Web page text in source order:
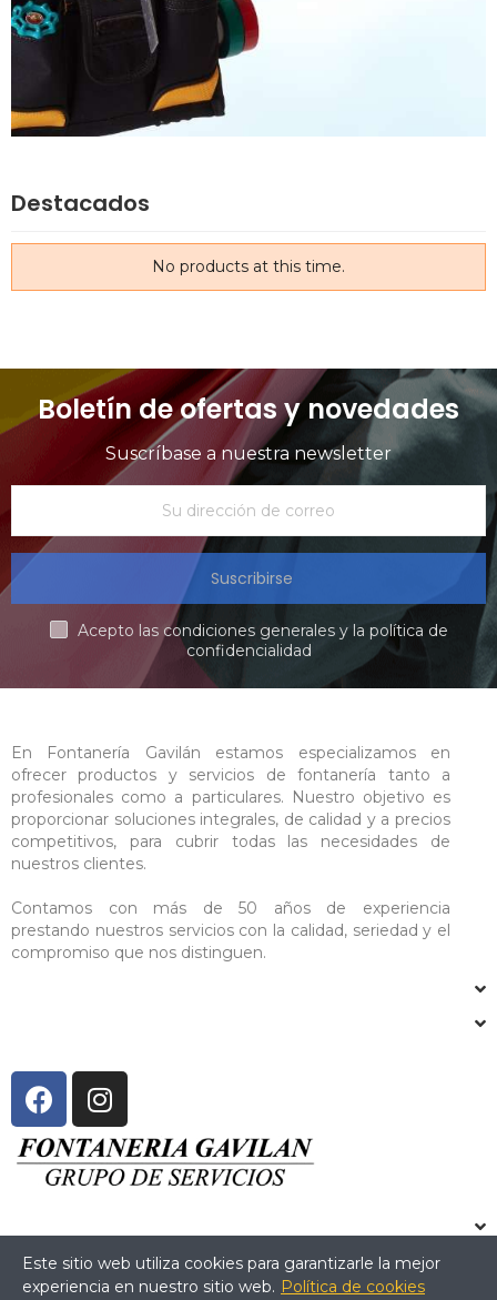
Destacados
No products at this time.
Boletín de ofertas y novedades
Suscríbase a nuestra newsletter
Suscribirse
Acepto las condiciones generales y la política de
confidencialidad
En Fontanería Gavilán estamos especializamos en
ofrecer productos y servicios de fontanería tanto a
profesionales como a particulares. Nuestro objetivo es
proporcionar soluciones integrales, de calidad y a precios
competitivos, para cubrir todas las necesidades de
nuestros clientes.
Contamos con más de 50 años de experiencia
prestando nuestros servicios con la calidad, seriedad y el
compromiso que nos distinguen.
Este sitio web utiliza cookies para garantizarle la mejor
experiencia en nuestro sitio web. Política de cookies